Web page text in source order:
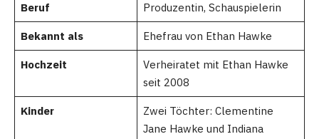
Beruf Produzentin, Schauspielerin
Bekannt als Ehefrau von Ethan Hawke
Hochzeit
Verheiratet mit Ethan Hawke
seit 2008
Kinder
Zwei Töchter: Clementine
Jane Hawke und Indiana